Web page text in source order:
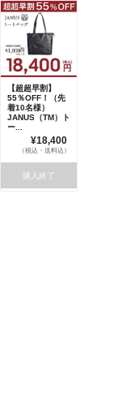
【超超早割】
55％OFF！（先
着10名様）
JANUS（TM）ト
ー...
¥18,400
（税込・送料込）
購入終了